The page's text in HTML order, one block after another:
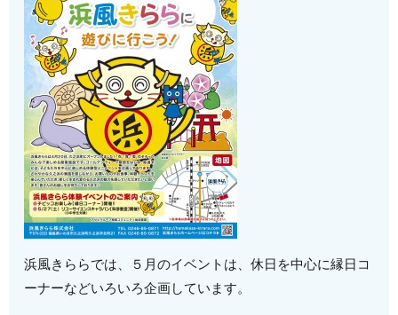
浜風きららでは、５月のイベントは、休日を中心に縁日コ
ーナーなどいろいろ企画しています。